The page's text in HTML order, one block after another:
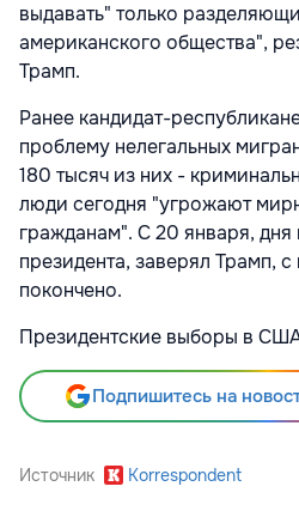
выдавать" только
американского общества",
Трамп.
Ранее кандидат-
проблему нелегальных
180 тысяч из них -
люди сегодня "угрожают
гражданам". С 20 января, дня
президента, заверял Трамп,
покончено.
Президентские выборы в
Подпишитесь на
Источник Korrespondent